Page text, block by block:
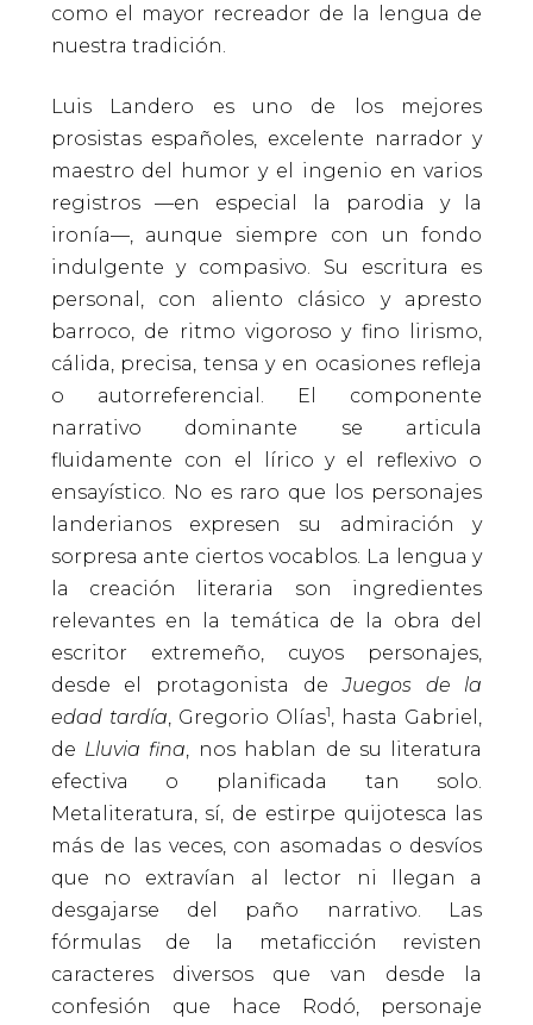
como el mayor recreador de la lengua de
nuestra tradición.
Luis Landero es uno de los mejores
prosistas españoles, excelente narrador y
maestro del humor y el ingenio en varios
registros —en especial la parodia y la
ironía—, aunque siempre con un fondo
indulgente y compasivo. Su escritura es
personal, con aliento clásico y apresto
barroco, de ritmo vigoroso y fino lirismo,
cálida, precisa, tensa y en ocasiones refleja
o autorreferencial. El componente
narrativo dominante se articula
fluidamente con el lírico y el reflexivo o
ensayístico. No es raro que los personajes
landerianos expresen su admiración y
sorpresa ante ciertos vocablos. La lengua y
la creación literaria son ingredientes
relevantes en la temática de la obra del
escritor extremeño, cuyos personajes,
desde el protagonista deJuegos de la
edad tardía , Gregorio Olías1
, hasta Gabriel,
de Lluvia fina , nos hablan de su literatura
efectiva o planificada tan solo.
Metaliteratura, sí, de estirpe quijotesca las
más de las veces, con asomadas o desvíos
que no extravían al lector ni llegan a
desgajarse del paño narrativo. Las
fórmulas de la metaficción revisten
caracteres diversos que van desde la
confesión que hace Rodó, personaje